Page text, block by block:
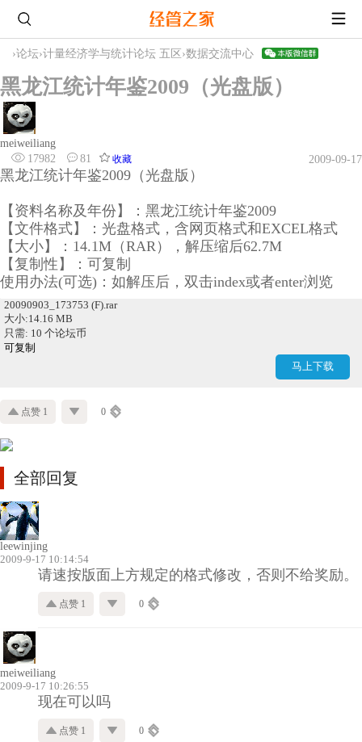
›论坛›计量经济学与统计论坛 五区 ›数据交流中心
黑龙江统计年鉴2009（光盘版）
meiweiliang
17982
81 收藏 2009-09-17
黑龙江统计年鉴2009（光盘版）
【资料名称及年份】：黑龙江统计年鉴2009
【文件格式】：光盘格式，含网页格式和EXCEL格式
【大小】：14.1M（RAR），解压缩后62.7M
【复制性】：可复制
使用办法(可选)：如解压后，双击index或者enter浏览
20090903_173753 (F).rar
大小:14.16 MB
只需: 10 个论坛币
马上下载
可复制
点赞 1 0
全部回复
leewinjing
2009-9-17 10:14:54
请速按版面上方规定的格式修改，否则不给奖励。
点赞 1 0
meiweiliang
2009-9-17 10:26:55
现在可以吗
点赞 1 0